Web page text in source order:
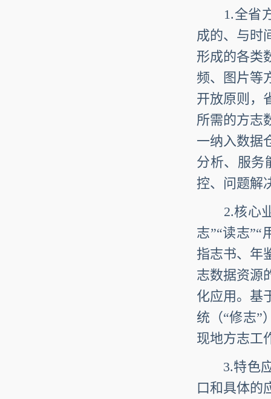
1.全省方
成的、与时
形成的各类
频、图片等
开放原则，
所需的方志
一纳入数据
分析、服务
控、问题解
2.核心业
志”“读志”“
指志书、年
志数据资源
化应用。基
统（“修志”
现地方志工
3.特色应
口和具体的